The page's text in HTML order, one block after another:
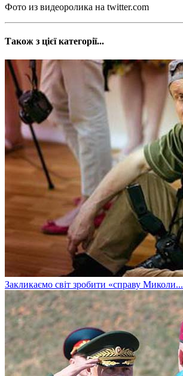
Фото из видеоролика на twitter.com
Також з цієї категорії...
​Закликаємо світ зробити «справу Миколи...